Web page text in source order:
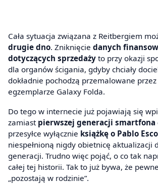
Cała sytuacja związana z Reitbergiem
drugie dno. Zniknięcie danych
dotyczących sprzedaży to przy okazji
dla organów ścigania, gdyby chciały
dokładnie pochodzą przemalowane
egzemplarze Galaxy Folda.
Do tego w internecie już pojawiają się
zamiast pierwszej generacji smartfona
przesyłce wyłącznie książkę o Pablo
niespełnioną nigdy obietnicę aktualizacji
generacji. Trudno więc pojąć, o co tak
całej tej historii. Tak to już bywa, że
„pozostają w rodzinie”.